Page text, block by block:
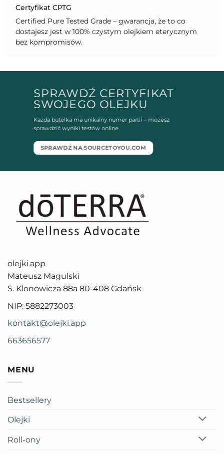
Certyfikat CPTG
Certified Pure Tested Grade – gwarancja, że to co
dostajesz jest w 100% czystym olejkiem eterycznym
bez kompromisów.
SPRAWDŹ CERTYFIKAT
SWOJEGO OLEJKU
Każda butelka ma unikalny numer partii – możesz
sprawdzić wyniki testów online.
SPRAWDŹ NA SOURCETOYOU.COM
olejki.app
Mateusz Magulski
S. Klonowicza 88a 80-408 Gdańsk
NIP: 5882273003
kontakt@olejki.app
663656577
MENU
Bestsellery
Olejki
Roll-ony